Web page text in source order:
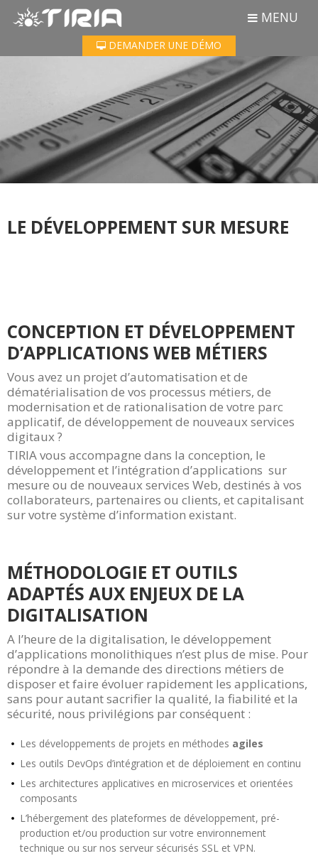
Aller
navigation
principale
MENU
DEMANDER UNE DÉMO
LE DÉVELOPPEMENT SUR MESURE
CONCEPTION ET DÉVELOPPEMENT
D’APPLICATIONS WEB MÉTIERS
Vous avez un projet d’automatisation et de
dématérialisation de vos processus métiers, de
modernisation et de rationalisation de votre parc
applicatif, de développement de nouveaux services
digitaux ?
TIRIA vous accompagne dans la conception, le
développement et l’intégration d’applications sur
mesure ou de nouveaux services Web, destinés à vos
collaborateurs, partenaires ou clients, et capitalisant
sur votre système d’information existant.
MÉTHODOLOGIE ET OUTILS
ADAPTÉS AUX ENJEUX DE LA
DIGITALISATION
A l’heure de la digitalisation, le développement
d’applications monolithiques n’est plus de mise. Pour
répondre à la demande des directions métiers de
disposer et faire évoluer rapidement les applications,
sans pour autant sacrifier la qualité, la fiabilité et la
sécurité, nous privilégions par conséquent :
Les développements de projets en méthodes agiles
Les outils DevOps d’intégration et de déploiement en continu
Les architectures applicatives en microservices et orientées
composants
L’hébergement des plateformes de développement, pré-
production et/ou production sur votre environnement
technique ou sur nos serveur sécurisés SSL et VPN.